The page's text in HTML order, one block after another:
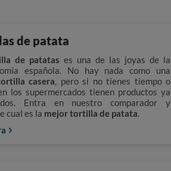
de patata
de patatas es una de las joyas de la
española. No hay nada como una
casera, pero si no tienes tiempo o
los supermercados tienen productos ya
Entra en nuestro comparador y
cual es la mejor tortilla de patata.